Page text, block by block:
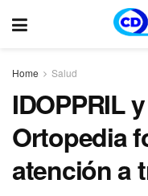
Home Salud
IDOPPRIL
Ortopedia
atención a